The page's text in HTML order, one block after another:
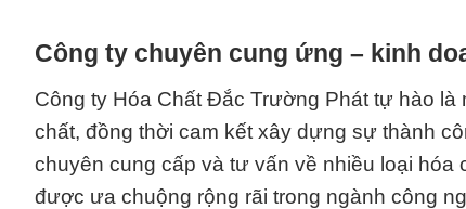
Công ty chuyên cung ứng – kinh
Công ty Hóa Chất Đắc Trường Phát tự hào
chất, đồng thời cam kết xây dựng sự thành
chuyên cung cấp và tư vấn về nhiều loại
được ưa chuộng rộng rãi trong ngành công